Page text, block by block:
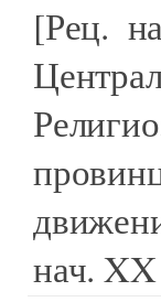
[Рец.
нач. XX